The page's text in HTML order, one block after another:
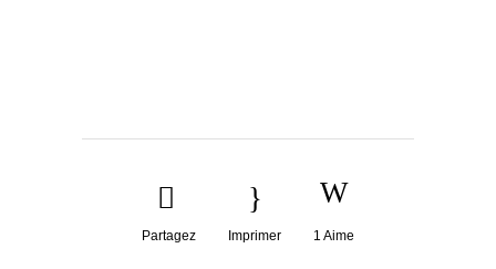
Partagez Imprimer 1 Aime